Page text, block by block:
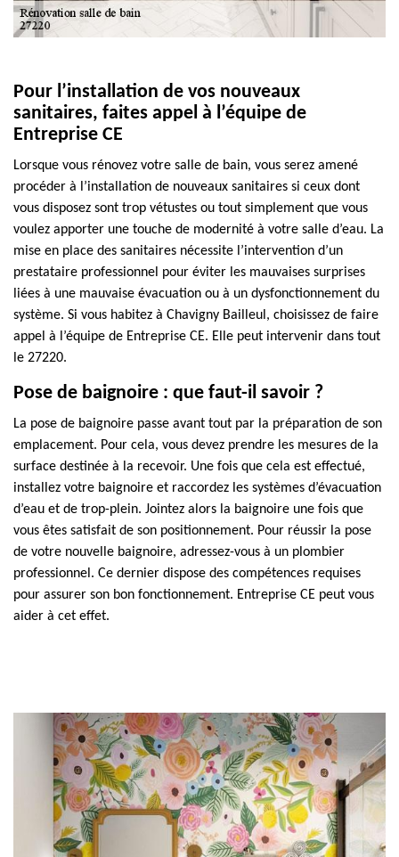
Pour l’installation de vos nouveaux
sanitaires, faites appel à l’équipe de
Entreprise CE
Lorsque vous rénovez votre salle de bain, vous serez amené
procéder à l’installation de nouveaux sanitaires si ceux dont
vous disposez sont trop vétustes ou tout simplement que vous
voulez apporter une touche de modernité à votre salle d’eau. La
mise en place des sanitaires nécessite l’intervention d’un
prestataire professionnel pour éviter les mauvaises surprises
liées à une mauvaise évacuation ou à un dysfonctionnement du
système. Si vous habitez à Chavigny Bailleul, choisissez de faire
appel à l’équipe de Entreprise CE. Elle peut intervenir dans tout
le 27220.
Pose de baignoire : que faut-il savoir ?
La pose de baignoire passe avant tout par la préparation de son
emplacement. Pour cela, vous devez prendre les mesures de la
surface destinée à la recevoir. Une fois que cela est effectué,
installez votre baignoire et raccordez les systèmes d’évacuation
d’eau et de trop-plein. Jointez alors la baignoire une fois que
vous êtes satisfait de son positionnement. Pour réussir la pose
de votre nouvelle baignoire, adressez-vous à un plombier
professionnel. Ce dernier dispose des compétences requises
pour assurer son bon fonctionnement. Entreprise CE peut vous
aider à cet effet.